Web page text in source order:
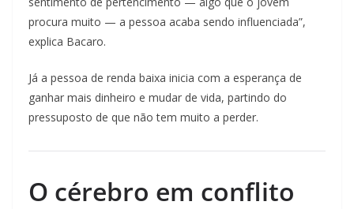
procura muito — a pessoa acaba sendo influenciada”,
explica Bacaro.
Já a pessoa de renda baixa inicia com a esperança de
ganhar mais dinheiro e mudar de vida, partindo do
pressuposto de que não tem muito a perder.
O cérebro em conflito